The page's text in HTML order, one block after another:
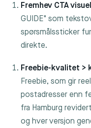
Fremhev CTA
GUIDE" som
spørsmålssticker
direkte.
Freebie-kvalitet >
Freebie, som gir
postadresser enn
fra Hamburg
og hver versjon